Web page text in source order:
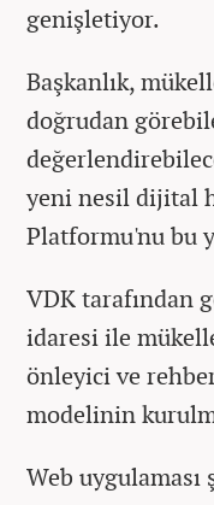
genişletiyor.
Başkanlık,
doğrudan
yeni nesil dijital
Platformu'nu bu
VDK tarafından
idaresi ile
önleyici ve
modelinin
Web uygulaması